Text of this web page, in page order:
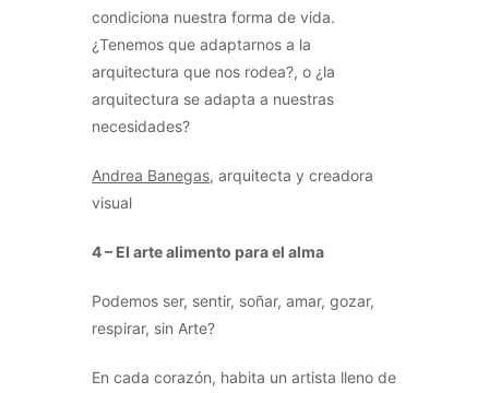
condiciona nuestra forma de vida.
¿Tenemos que adaptarnos a la
arquitectura que nos rodea?, o ¿la
arquitectura se adapta a nuestras
necesidades?
Andrea Banegas, arquitecta y creadora
visual
4 – El arte alimento para el alma
Podemos ser, sentir, soñar, amar, gozar,
respirar, sin Arte?
En cada corazón, habita un artista lleno de